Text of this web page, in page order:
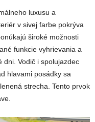
luxusu a
v sivej farbe pokrýva
široké možnosti
funkcie vyhrievania a
Vodič i spolujazdec
hlavami posádky sa
strecha. Tento prvok